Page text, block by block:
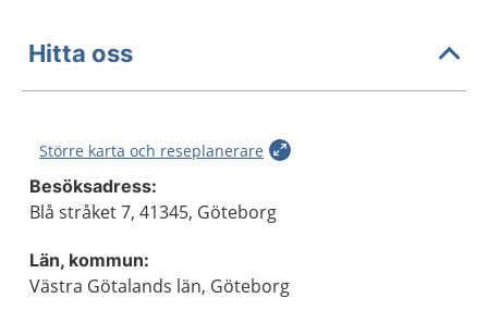
Hitta oss
Större karta och reseplanerare
Besöksadress:
Blå stråket 7, 41345, Göteborg
Län, kommun:
Västra Götalands län, Göteborg